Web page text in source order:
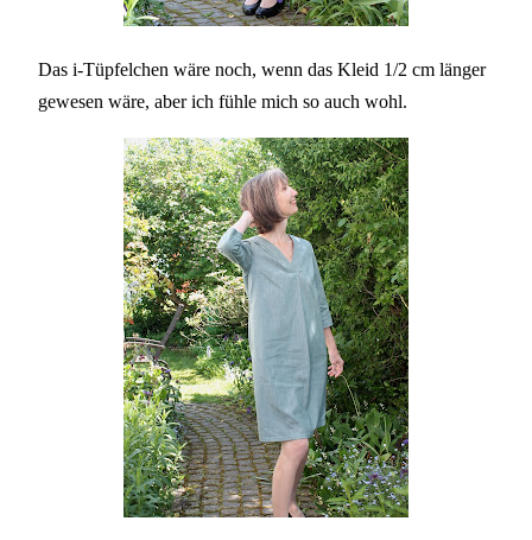
Das i-Tüpfelchen wäre noch, wenn das Kleid 1/2 cm länger
gewesen wäre, aber ich fühle mich so auch wohl.